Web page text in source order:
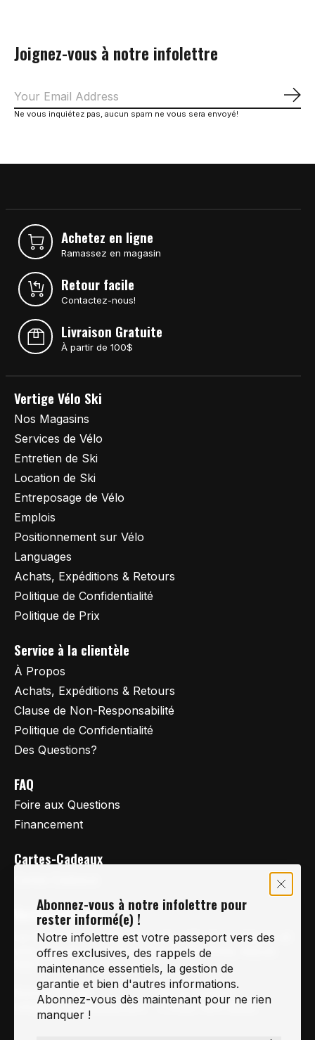
Joignez-vous à notre infolettre
Ne vous inquiétez pas, aucun spam ne vous sera envoyé!
Achetez en ligne
Ramassez en magasin
Retour facile
Contactez-nous!
Livraison Gratuite
À partir de 100$
Vertige Vélo Ski
Nos Magasins
Services de Vélo
Entretien de Ski
Location de Ski
Entreposage de Vélo
Emplois
Positionnement sur Vélo
Languages
Achats, Expéditions & Retours
Politique de Confidentialité
Politique de Prix
Service à la clientèle
À Propos
Achats, Expéditions & Retours
Clause de Non-Responsabilité
Politique de Confidentialité
Des Questions?
FAQ
Foire aux Questions
Financement
Cartes-Cadeaux
Vertige Vélo Ski
La référence en vélo de route, vélo de montagne et
vélo hybride sur la Rive-Sud de Montréal, depuis
1997.
Notre courriel
Info@vertigeveloski.com
Nous Joindre
1 (450) 464-8808
Abonnez-vous à notre infolettre pour
rester informé(e) !
Notre infolettre est votre passeport vers des
offres exclusives, des rappels de
maintenance essentiels, la gestion de
garantie et bien d'autres informations.
Abonnez-vous dès maintenant pour ne rien
manquer !